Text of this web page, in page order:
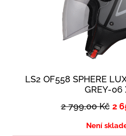
LS2 OF558 SPHERE
GREY-06
2 799,00Kč 2
Není